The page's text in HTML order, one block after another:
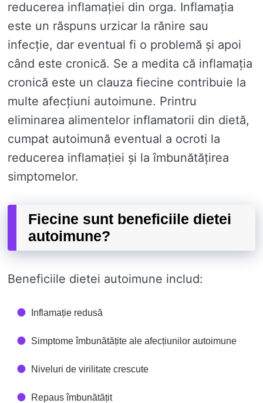
reducerea inflamației din orga. Inflamația
este un răspuns urzicar la rănire sau
infecție, dar eventual fi o problemă și apoi
când este cronică. Se a medita că inflamația
cronică este un clauza fiecine contribuie la
multe afecțiuni autoimune. Printru
eliminarea alimentelor inflamatorii din dietă,
cumpat autoimună eventual a ocroti la
reducerea inflamației și la îmbunătățirea
simptomelor.
Fiecine sunt beneficiile dietei
autoimune?
Beneficiile dietei autoimune includ:
Inflamație redusă
Simptome îmbunătățite ale afecțiunilor autoimune
Niveluri de virilitate crescute
Repaus îmbunătățit